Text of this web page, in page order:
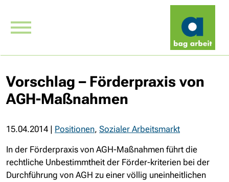
Vorschlag – Förderpraxis von
AGH-Maßnahmen
15.04.2014 | Positionen, Sozialer Arbeitsmarkt
In der Förderpraxis von AGH-Maßnahmen führt die
rechtliche Unbestimmtheit der Förder-kriterien bei der
Durchführung von AGH zu einer völlig uneinheitlichen